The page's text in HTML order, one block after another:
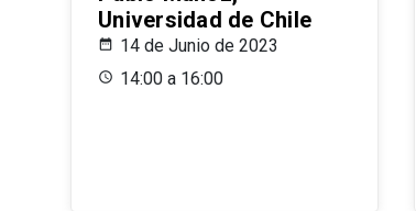
Universidad de Chile
14 de Junio de 2023
14:00 a 16:00